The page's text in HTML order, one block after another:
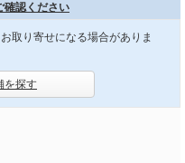
確認ください
取り寄せになる場合がありま
を探す